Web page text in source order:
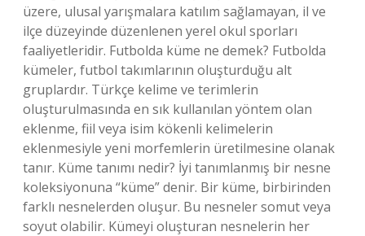
üzere, ulusal yarışmalara katılım sağlamayan, il ve
ilçe düzeyinde düzenlenen yerel okul sporları
faaliyetleridir. Futbolda küme ne demek? Futbolda
kümeler, futbol takımlarının oluşturduğu alt
gruplardır. Türkçe kelime ve terimlerin
oluşturulmasında en sık kullanılan yöntem olan
eklenme, fiil veya isim kökenli kelimelerin
eklenmesiyle yeni morfemlerin üretilmesine olanak
tanır. Küme tanımı nedir? İyi tanımlanmış bir nesne
koleksiyonuna “küme” denir. Bir küme, birbirinden
farklı nesnelerden oluşur. Bu nesneler somut veya
soyut olabilir. Kümeyi oluşturan nesnelerin her